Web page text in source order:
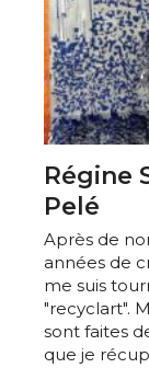
Régine
Pelé
Après de
années de
me suis
"recyclart".
sont faites
que je